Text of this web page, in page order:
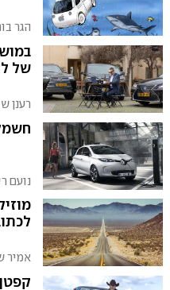
הגר
של
רענן
נועם
אמיר